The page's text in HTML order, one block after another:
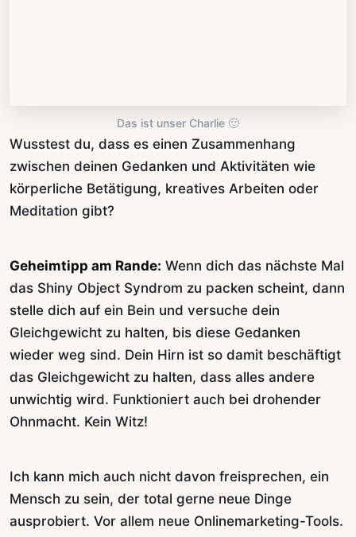
Das ist unser Charlie 🙂
Wusstest du, dass es einen Zusammenhang
zwischen deinen Gedanken und Aktivitäten wie
körperliche Betätigung, kreatives Arbeiten oder
Meditation gibt?
Geheimtipp am Rande: Wenn dich das nächste Mal
das Shiny Object Syndrom zu packen scheint, dann
stelle dich auf ein Bein und versuche dein
Gleichgewicht zu halten, bis diese Gedanken
wieder weg sind. Dein Hirn ist so damit beschäftigt
das Gleichgewicht zu halten, dass alles andere
unwichtig wird. Funktioniert auch bei drohender
Ohnmacht. Kein Witz!
Ich kann mich auch nicht davon freisprechen, ein
Mensch zu sein, der total gerne neue Dinge
ausprobiert. Vor allem neue Onlinemarketing-Tools.